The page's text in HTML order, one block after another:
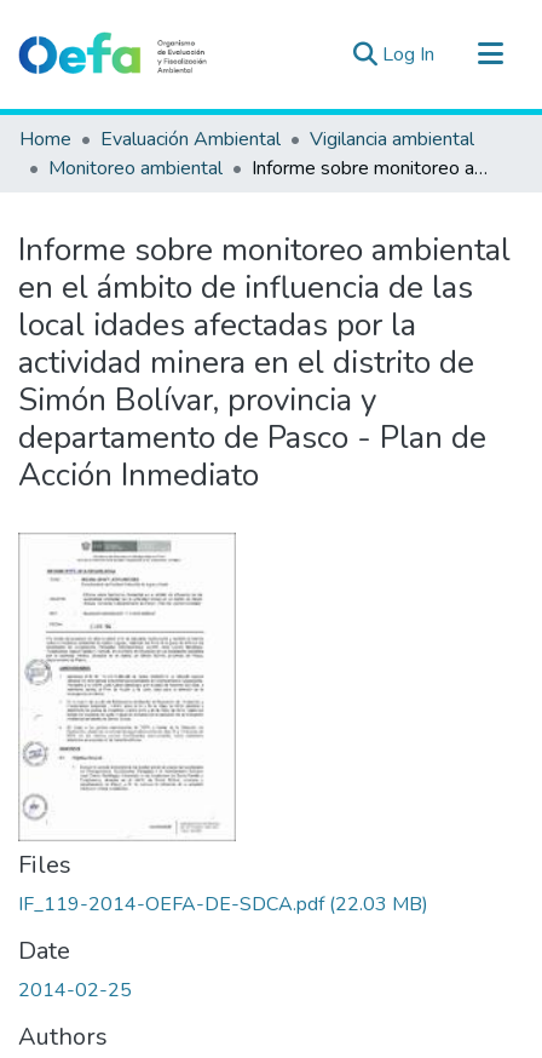
Log In (current)
Communities & Collections
All of DSpace
Estad. Externas
Guias ▾
Home Evaluación Ambiental
Vigilancia ambiental
Monitoreo ambiental
Informe sobre monitoreo ambiental en el ámbito de influencia de las local idades afectadas por la actividad minera en el distrito de Simón Bolívar, provincia y departamento de Pasco - Plan de Acción Inmediato
Informe sobre monitoreo ambiental
en el ámbito de influencia de las
local idades afectadas por la
actividad minera en el distrito de
Simón Bolívar, provincia y
departamento de Pasco - Plan de
Acción Inmediato
Files
IF_119-2014-OEFA-DE-SDCA.pdf(22.03 MB)
Date
2014-02-25
Authors